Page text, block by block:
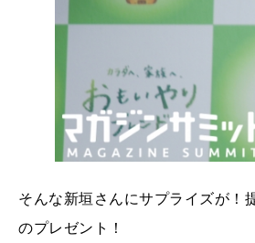
そんな新垣さんにサプライズが！
のプレゼント！